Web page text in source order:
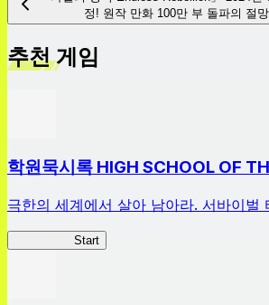
정! 원작 만화 100만 부 돌파의 절
추천 게임
학원묵시록 HIGH SCHOOL OF
극한의 세계에서 살아 남아라. 서바이벌
Start